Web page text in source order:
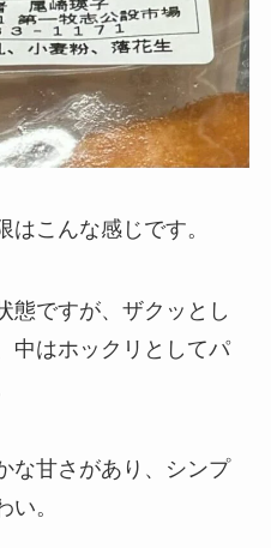
こんな感じです。
態ですが、ザクッとし
中はホックリとしてパ
な甘さがあり、シンプ
。